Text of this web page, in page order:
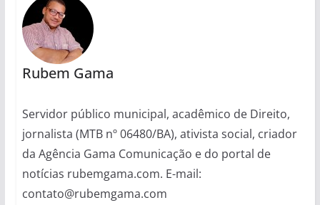
Rubem Gama
Servidor público municipal, acadêmico de Direito,
jornalista (MTB nº 06480/BA), ativista social, criador
da Agência Gama Comunicação e do portal de
notícias rubemgama.com. E-mail:
contato@rubemgama.com